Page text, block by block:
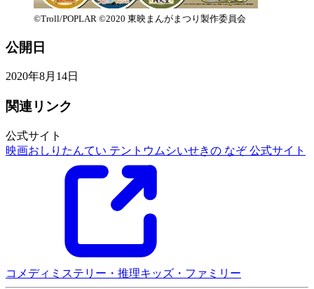
©Troll/POPLAR ©2020 東映まんがまつり製作委員会
公開日
2020年8月14日
関連リンク
公式サイト
映画おしりたんてい テントウムシいせきの なぞ 公式サイト
コメディ ミステリー・推理キッズ・ファミリー